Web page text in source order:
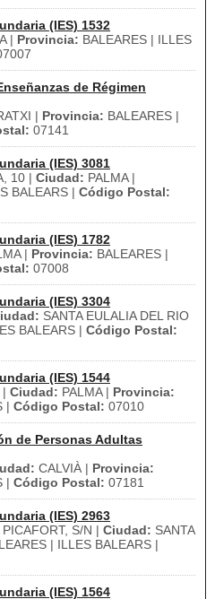
(IES) 1532
| Provincia: BALEARES | ILLES
de Régimen
| Provincia: BALEARES |
07141
(IES) 3081
10 | Ciudad: PALMA |
BALEARS | Código Postal:
(IES) 1782
| Provincia: BALEARES |
07008
(IES) 3304
SANTA EULALIA DEL RIO
BALEARS | Código Postal:
(IES) 1544
| Ciudad: PALMA | Provincia:
| Código Postal: 07010
de Personas Adultas
CALVIÀ | Provincia:
| Código Postal: 07181
(IES) 2963
S/N | Ciudad: SANTA
| ILLES BALEARS |
(IES) 1564